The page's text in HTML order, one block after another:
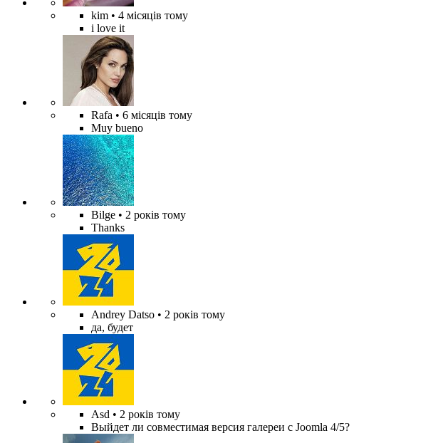
kim • 4 місяців тому
i love it
Rafa • 6 місяців тому
Muy bueno
Bilge • 2 років тому
Thanks
Andrey Datso • 2 років тому
да, будет
Asd • 2 років тому
Выйдет ли совместимая версия галереи с Joomla 4/5?